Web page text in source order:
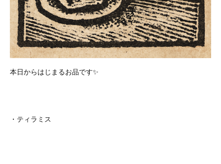
本日からはじまるお品です✨
・ティラミス